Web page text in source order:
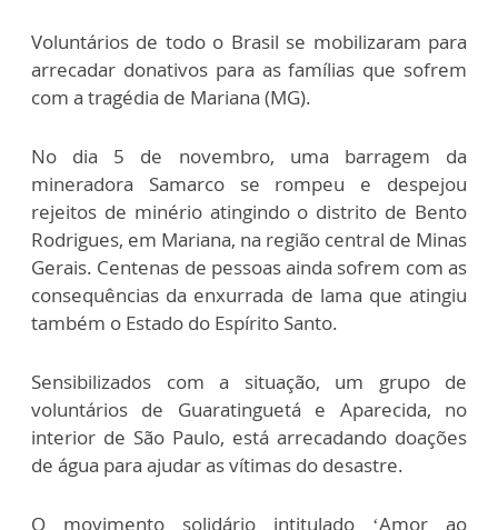
Voluntários de todo o Brasil se mobilizaram para
arrecadar donativos para as famílias que sofrem
com a tragédia de Mariana (MG).
No dia 5 de novembro, uma barragem da
mineradora Samarco se rompeu e despejou
rejeitos de minério atingindo o distrito de Bento
Rodrigues, em Mariana, na região central de Minas
Gerais. Centenas de pessoas ainda sofrem com as
consequências da enxurrada de lama que atingiu
também o Estado do Espírito Santo.
Sensibilizados com a situação, um grupo de
voluntários de Guaratinguetá e Aparecida, no
interior de São Paulo, está arrecadando doações
de água para ajudar as vítimas do desastre.
O movimento solidário intitulado ‘Amor ao